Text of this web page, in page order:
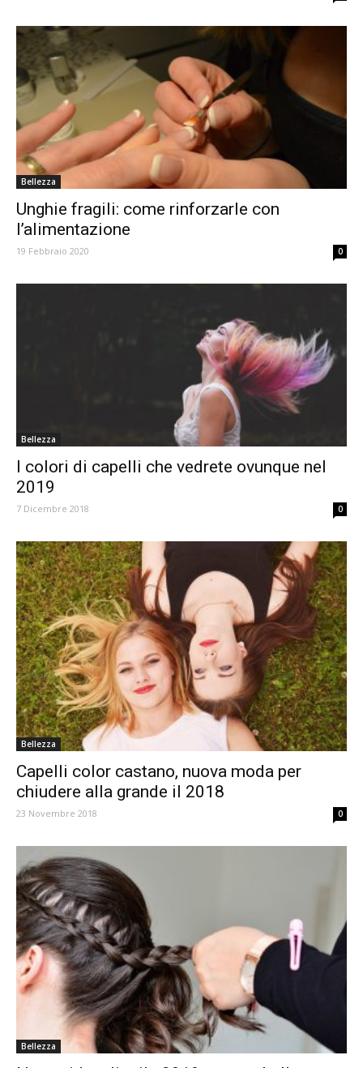
Bellezza
Unghie fragili: come rinforzarle con
l’alimentazione
19 Febbraio 2020 0
Bellezza
I colori di capelli che vedrete ovunque nel
2019
7 Dicembre 2018 0
Bellezza
Capelli color castano, nuova moda per
chiudere alla grande il 2018
23 Novembre 2018 0
Bellezza